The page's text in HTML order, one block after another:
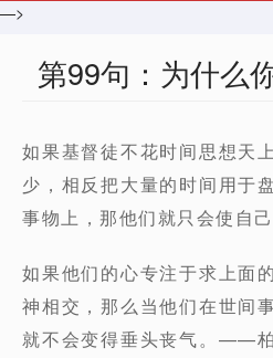
—>
第99句：为什么
如果基督徒不花时间思想天
少，相反把大量的时间用于
事物上，那他们就只会使自己
如果他们的心专注于求上面
神相交，那么当他们在世间
就不会变得垂头丧气。——柏